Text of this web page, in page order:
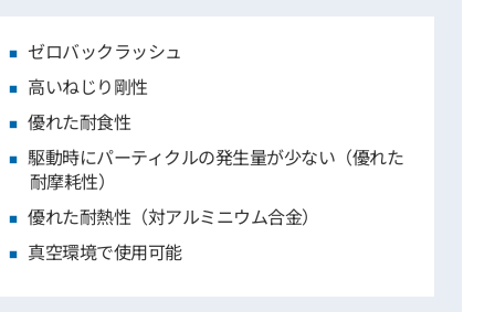
ゼロバックラッシュ
高いねじり剛性
優れた耐食性
駆動時にパーティクルの発生量が少ない（優れた
耐摩耗性）
優れた耐熱性（対アルミニウム合金）
真空環境で使用可能